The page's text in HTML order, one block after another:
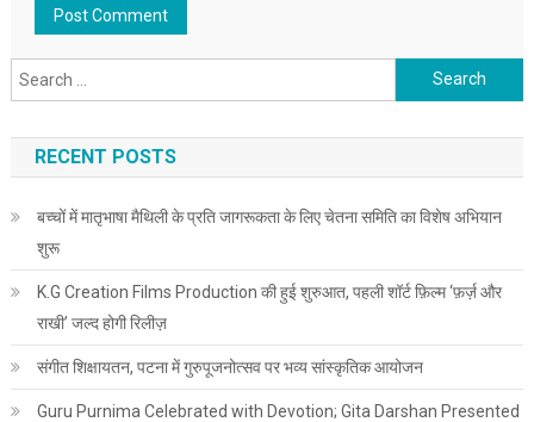
Search for:
RECENT POSTS
बच्चों में मातृभाषा मैथिली के प्रति जागरूकता के लिए चेतना समिति का विशेष अभियान
शुरू
K.G Creation Films Production की हुई शुरुआत, पहली शॉर्ट फ़िल्म ‘फ़र्ज़ और
राखी’ जल्द होगी रिलीज़
संगीत शिक्षायतन, पटना में गुरुपूजनोत्सव पर भव्य सांस्कृतिक आयोजन
Guru Purnima Celebrated with Devotion; Gita Darshan Presented